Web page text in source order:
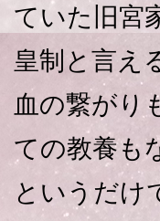
ていた旧宮
皇制と言え
血の繋がり
ての教養も
というだけ